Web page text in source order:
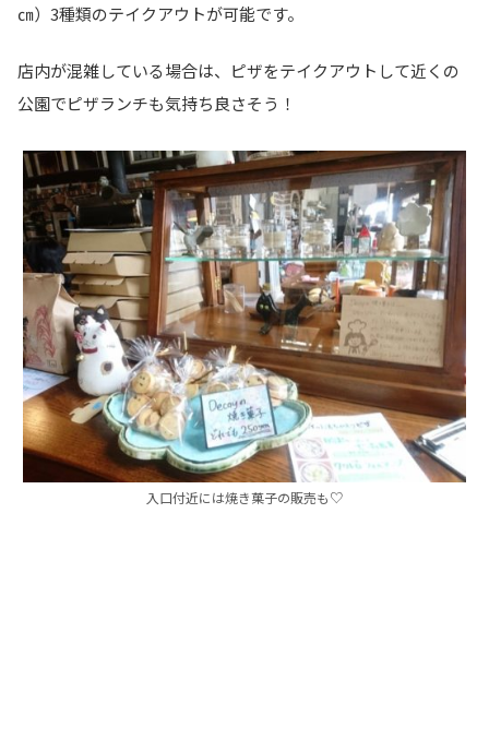
㎝）3種類のテイクアウトが可能です。
店内が混雑している場合は、ピザをテイクアウトして近くの
公園でピザランチも気持ち良さそう！
入口付近には焼き菓子の販売も♡